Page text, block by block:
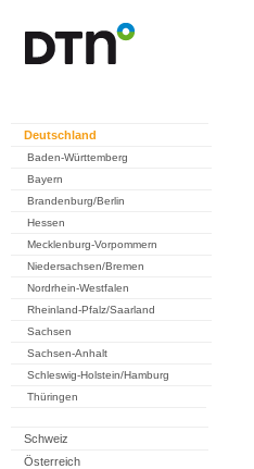
Deutschland
Baden-Württemberg
Bayern
Brandenburg/Berlin
Hessen
Mecklenburg-Vorpommern
Niedersachsen/Bremen
Nordrhein-Westfalen
Rheinland-Pfalz/Saarland
Sachsen
Sachsen-Anhalt
Schleswig-Holstein/Hamburg
Thüringen
Schweiz
Österreich